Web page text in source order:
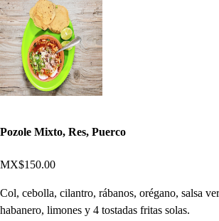
Pozole Mixto, Res, Puerco
MX$150.00
Col, cebolla, cilantro, rábanos, orégano, salsa
habanero, limones y 4 tostadas fritas solas.